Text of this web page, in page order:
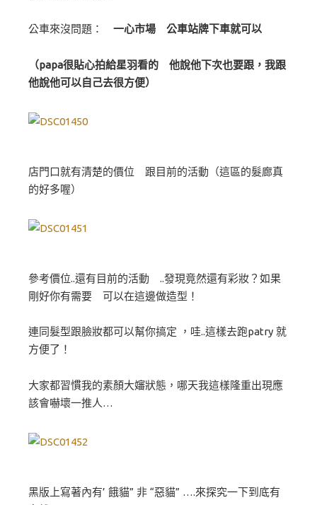
公車來沒問題： 一心市場 公車站牌下車就可以
（papa很貼心拍給星羽看的 他說他下次也要跟，我跟
他說他可以自己去很方便）
店門口就有清楚的價位 跟目前的活動（這區的髮廊真
的好多喔）
參考價位..還有目前的活動 ..發現竟然還有彩妝？如果
剛好你有需要 可以在這邊做造型！
連同髮型跟臉妝都可以幫你搞定 ，哇..這樣去跑patry 就
方便了！
大家都習慣我的素顏大嬸狀態，哪天我這樣隆重出現應
該會嚇壞一推人…
黑版上寫著內有’ 餓貓” 非 “惡貓” ….來探究一下到底有